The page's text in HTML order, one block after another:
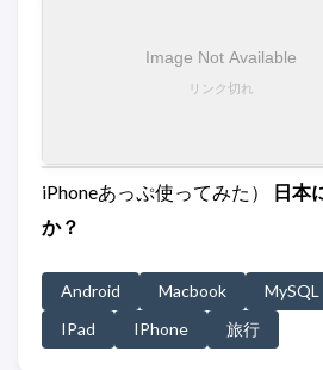
iPhoneあっぷ使ってみた）
日本
か？
Android Macbook MySQL
IPad
IPhone 旅行